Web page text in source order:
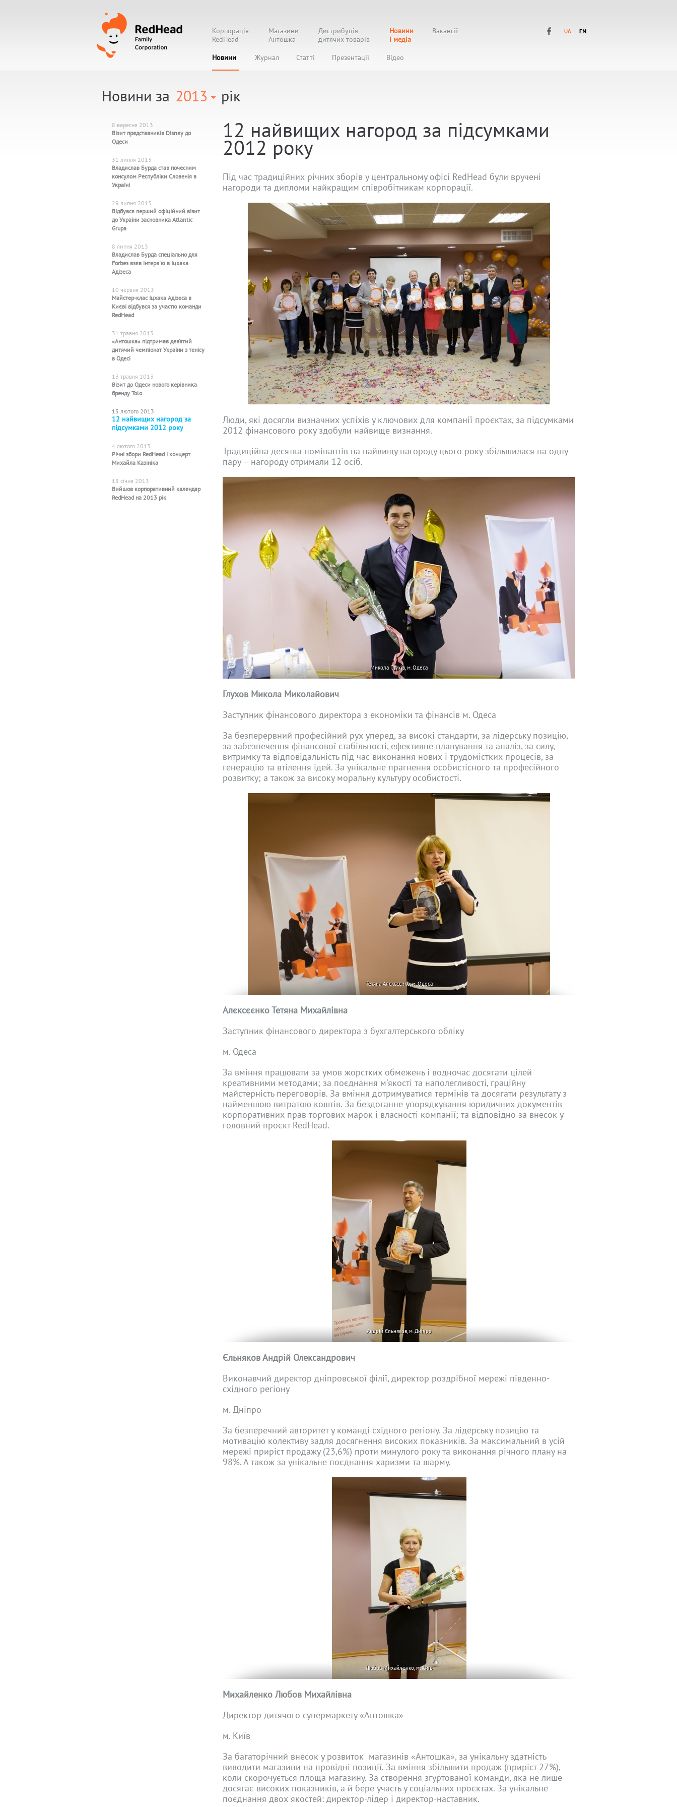
Корпорація
RedHead
Магазини
Антошка
Дистрибуція
дитячих товарів
Новини
і медіа
Новини
Журнал Статті Презентації Відео
Вакансії
Новини за 2013 рік
8 вересня 2013
Візит представників Disney до
Одеси
31 липня 2013
Владислав Бурда став почесним
консулом Республіки Словенія в
Україні
29 липня 2013
Відбувся перший офіційний візит
до України засновника Atlantic
Grupa
8 липня 2013
Владислав Бурда спеціально для
Forbes взяв інтерв'ю в Іцхака
Адізеса
10 червня 2013
Майстер-клас Іцхака Адізеса в
Києві відбувся за участю команди
RedHead
31 травня 2013
«Антошка» підтримав дев’ятий
дитячий чемпіонат України з тенісу
в Одесі
13 травня 2013
Візит до Одеси нового керівника
бренду Tolo
15 лютого 2013
12 найвищих нагород за
підсумками 2012 року
4 лютого 2013
Річні збори RedHead і концерт
Михайла Казініка
18 січня 2013
Вийшов корпоративний календар
RedHead на 2013 рік
12 найвищих нагород за підсумками
2012 року
Під час традиційних річних зборів у центральному офісі RedHead були вручені
нагороди та дипломи найкращим співробітникам корпорації.
Люди, які досягли визначних успіхів у ключових для компанії проєктах, за підсумками
2012 фінансового року здобули найвище визнання.
Традиційна десятка номінантів на найвищу нагороду цього року збільшилася на одну
пару – нагороду отримали 12 осіб.
Микола Глухів, м. Одеса
Глухов Микола Миколайович
Заступник фінансового директора з економіки та фінансів м. Одеса
За безперервний професійний рух уперед, за високі стандарти, за лідерську позицію,
за забезпечення фінансової стабільності, ефективне планування та аналіз, за ​​силу,
витримку та відповідальність під час виконання нових і трудомістких процесів, за
генерацію та втілення ідей. За унікальне прагнення особистісного та професійного
розвитку; а також за високу моральну культуру особистості.
Тетяна Алєксєєнко, м. Одеса
Алєксєєнко Тетяна Михайлівна
Заступник фінансового директора з бухгалтерського обліку
м. Одеса
За вміння працювати за умов жорстких обмежень і водночас досягати цілей
креативними методами; за поєднання м'якості та наполегливості, граційну
майстерність переговорів. За вміння дотримуватися термінів та досягати результату з
найменшою витратою коштів. За бездоганне упорядкування юридичних документів
корпоративних прав торгових марок і власності компанії; та відповідно за внесок у
головний проєкт RedHead.
Андрій Єльняков, м. Дніпро
Єльняков Андрій Олександрович
Виконавчий директор дніпровської філії, директор роздрібної мережі південно-
східного регіону
м. Дніпро
За безперечний авторитет у команді східного регіону. За лідерську позицію та
мотивацію колективу задля досягнення високих показників. За максимальний в усій
мережі приріст продажу (23,6%) проти минулого року та виконання річного плану на
98%. А також за унікальне поєднання харизми та шарму.
Любов Михайленко, м. Київ
Михайленко Любов Михайлівна
Директор дитячого супермаркету «Антошка»
м. Київ
За багаторічний внесок у розвиток магазинів «Антошка», за унікальну здатність
виводити магазини на провідні позиції. За вміння збільшити продаж (приріст 27%),
коли скорочується площа магазину. За створення згуртованої команди, яка не лише
досягає високих показників, а й бере участь у соціальних проєктах. За унікальне
поєднання двох якостей: директор-лідер і директор-наставник.